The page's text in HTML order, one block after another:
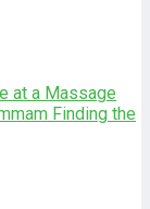
at a Massage
Finding the